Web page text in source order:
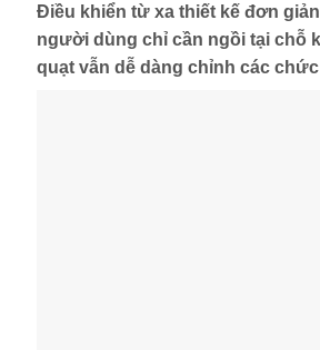
Điều khiển từ xa thiết kế đơn
người dùng chỉ cần ngồi tại chỗ
quạt vẫn dễ dàng chỉnh các